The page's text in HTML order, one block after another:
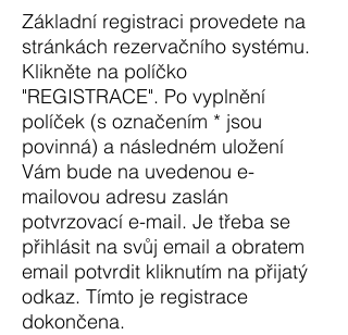
Základní registraci provedete na
stránkách rezervačního systému.
Klikněte na políčko
"REGISTRACE". Po vyplnění
políček (s označením * jsou
povinná) a následném uložení
Vám bude na uvedenou e-
mailovou adresu zaslán
potvrzovací e-mail. Je třeba se
přihlásit na svůj email a obratem
email potvrdit kliknutím na přijatý
odkaz. Tímto je registrace
dokončena.